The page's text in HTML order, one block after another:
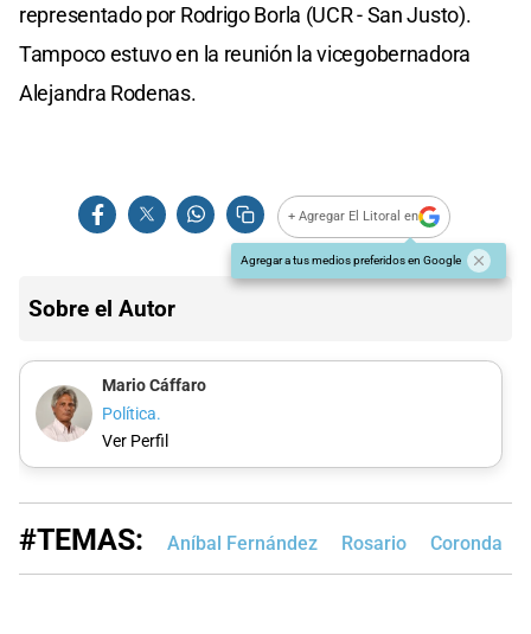
representado por Rodrigo Borla (UCR - San Justo).
Tampoco estuvo en la reunión la vicegobernadora
Alejandra Rodenas.
+ Agregar El Litoral en
Agregar a tus medios preferidos en Google
Sobre el Autor
Mario Cáffaro
Política.
Ver Perfil
#TEMAS: Aníbal Fernández Rosario Coronda